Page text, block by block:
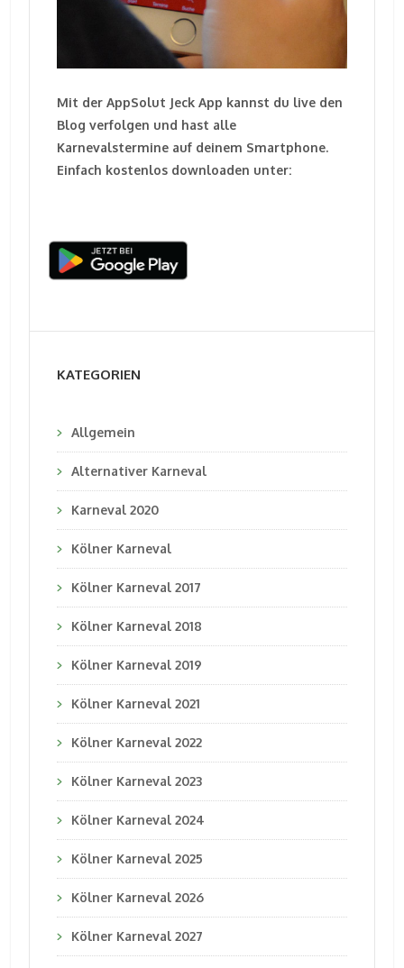
Mit der AppSolut Jeck App kannst du live den
Blog verfolgen und hast alle
Karnevalstermine auf deinem Smartphone.
Einfach kostenlos downloaden unter:
KATEGORIEN
Allgemein
Alternativer Karneval
Karneval 2020
Kölner Karneval
Kölner Karneval 2017
Kölner Karneval 2018
Kölner Karneval 2019
Kölner Karneval 2021
Kölner Karneval 2022
Kölner Karneval 2023
Kölner Karneval 2024
Kölner Karneval 2025
Kölner Karneval 2026
Kölner Karneval 2027